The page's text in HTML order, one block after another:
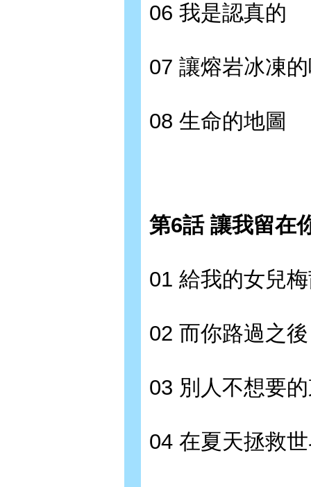
06 我是認真的
07 讓熔岩冰凍
08 生命的地圖
第6話 讓我留在
01 給我的女兒
02 而你路過之
03 別人不想要
04 在夏天拯救